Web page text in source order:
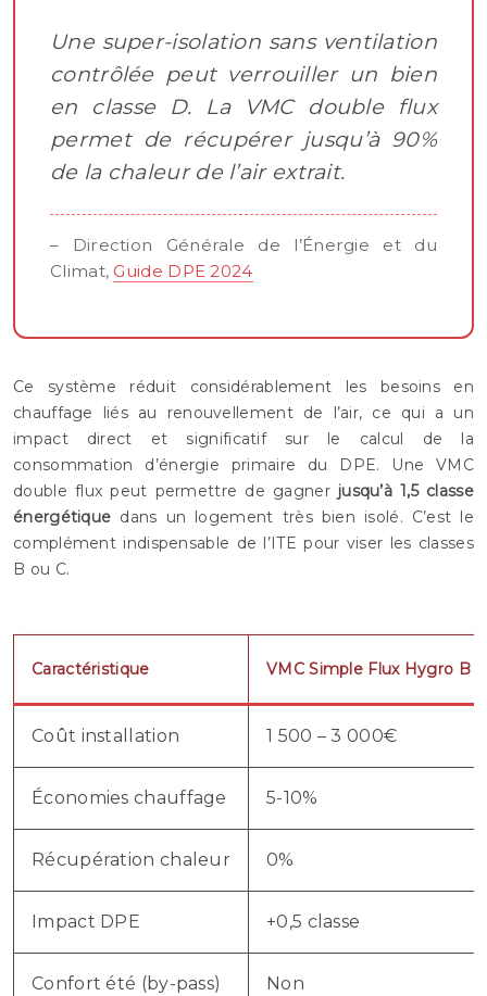
Une super-isolation sans ventilation
contrôlée peut verrouiller un bien
en classe D. La VMC double flux
permet de récupérer jusqu’à 90%
de la chaleur de l’air extrait.
– Direction Générale de l’Énergie et du
Climat,Guide DPE 2024
Ce système réduit considérablement les besoins en
chauffage liés au renouvellement de l’air, ce qui a un
impact direct et significatif sur le calcul de la
consommation d’énergie primaire du DPE. Une VMC
double flux peut permettre de gagner jusqu’à 1,5 classe
énergétique dans un logement très bien isolé. C’est le
complément indispensable de l’ITE pour viser les classes
B ou C.
Caractéristique VMC Simple Flux Hygro B
Coût installation 1 500 – 3 000€
Économies chauffage 5-10%
Récupération chaleur 0%
Impact DPE +0,5 classe
Confort été (by-pass) Non